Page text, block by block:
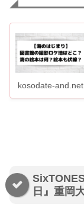
kosodate-and.net
日』重岡